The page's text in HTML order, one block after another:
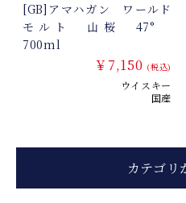
カテゴリ
[GB]アマハガン ワールド
モルト 山桜 47°
700ml
￥7,150 (税込)
ウイスキー
国産